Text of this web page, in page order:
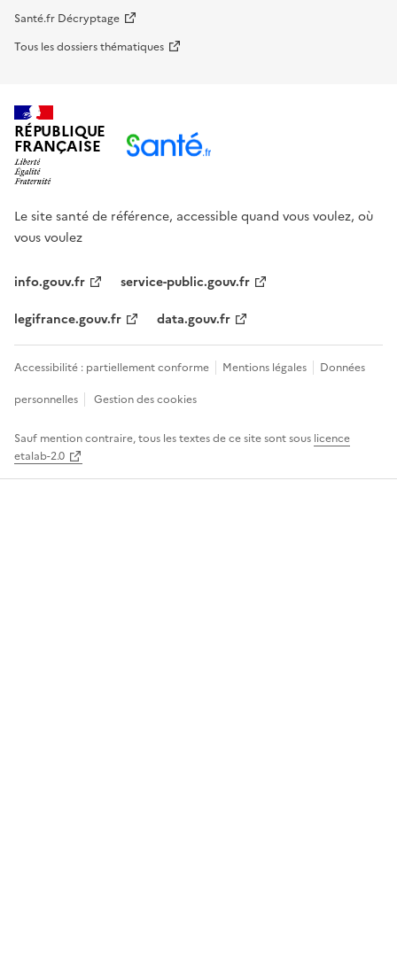
Santé.fr Décryptage
Tous les dossiers thématiques
RÉPUBLIQUE
FRANÇAISE
Le site santé de référence, accessible quand vous voulez, où
vous voulez
info.gouv.fr
service-public.gouv.fr
legifrance.gouv.fr
data.gouv.fr
Accessibilité : partiellement conforme Mentions légales
Données
personnelles
Gestion des cookies
Sauf mention contraire, tous les textes de ce site sont sous licence
etalab-2.0